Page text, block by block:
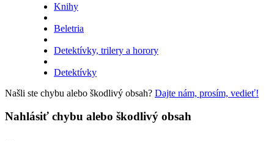
Knihy
Beletria
Detektívky, trilery a horory
Detektívky
Našli ste chybu alebo škodlivý obsah? Dajte nám, prosím, vedieť!
Nahlásiť chybu alebo škodlivý obsah